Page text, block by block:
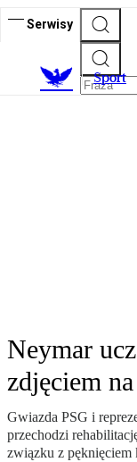
Serwisy
Sport
Neymar
zdjęciem
Gwiazda PSG i
przechodzi
związku z pęknięciem